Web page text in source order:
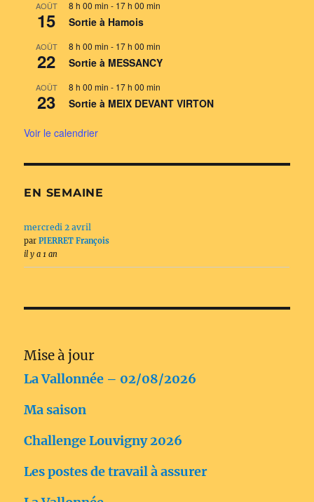
AOÛT
15
8 h 00 min - 17 h 00 min
Sortie à Hamois
AOÛT
22
8 h 00 min - 17 h 00 min
Sortie à MESSANCY
AOÛT
23
8 h 00 min - 17 h 00 min
Sortie à MEIX DEVANT VIRTON
Voir le calendrier
EN SEMAINE
mercredi 2 avril
parPIERRET François
il y a 1 an
Mise à jour
La Vallonnée – 02/08/2026
Ma saison
Challenge Louvigny 2026
Les postes de travail à assurer